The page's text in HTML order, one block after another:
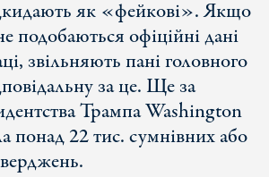
як «фейкові». Якщо
подобаються офіційні дані
звільняють пані головного
за це. Ще за
Трампа Washington
понад 22 тис. сумнівних або